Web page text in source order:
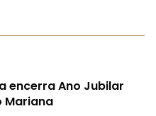
encerra Ano Jubilar
Mariana